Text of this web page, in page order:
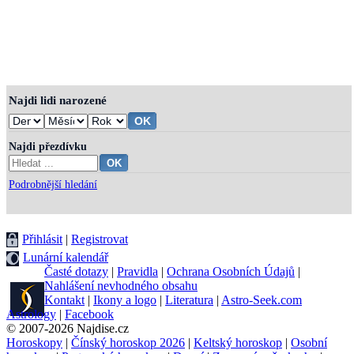
Najdi lidi narozené
Najdi přezdívku
Podrobnější hledání
Přihlásit| Registrovat
Lunární kalendář
Časté dotazy | Pravidla | Ochrana Osobních Údajů |
Nahlášení nevhodného obsahu
Kontakt| Ikony a logo | Literatura | Astro-Seek.com
Astrology | Facebook
© 2007-2026 Najdise.cz
Horoskopy | Čínský horoskop 2026 | Keltský horoskop | Osobní